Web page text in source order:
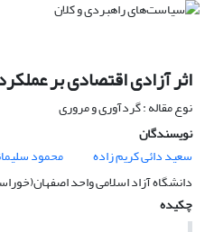
اثر آزادی اقتصادی بر
نوع مقاله : گردآوری و مروری
نویسندگان
سعید دائی کریم زاده
محمود
دانشگاه آزاد اسلامی واحد
چکیده